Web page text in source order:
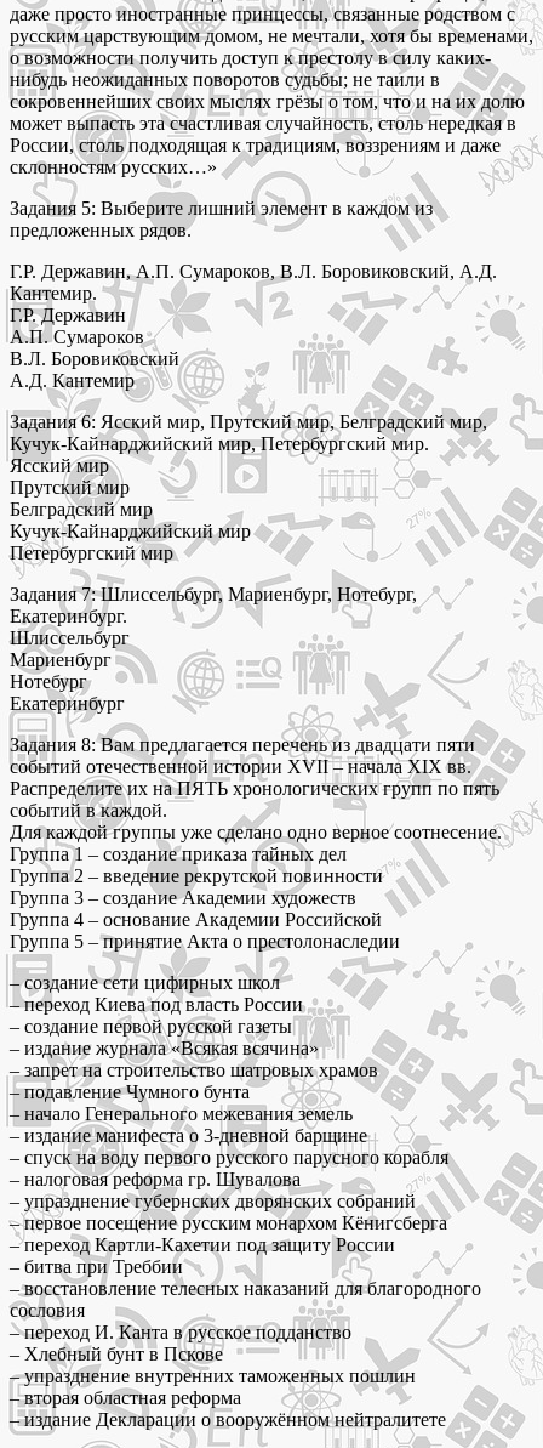
даже просто иностранные принцессы, связанные родством с
русским царствующим домом, не мечтали, хотя бы временами,
о возможности получить доступ к престолу в силу каких-
нибудь неожиданных поворотов судьбы; не таили в
сокровеннейших своих мыслях грёзы о том, что и на их долю
может выпасть эта счастливая случайность, столь нередкая в
России, столь подходящая к традициям, воззрениям и даже
склонностям русских…»
Задания 5: Выберите лишний элемент в каждом из
предложенных рядов.
Г.Р. Державин, А.П. Сумароков, В.Л. Боровиковский, А.Д.
Кантемир.
Г.Р. Державин
А.П. Сумароков
В.Л. Боровиковский
А.Д. Кантемир
Задания 6: Ясский мир, Прутский мир, Белградский мир,
Кучук-Кайнарджийский мир, Петербургский мир.
Ясский мир
Прутский мир
Белградский мир
Кучук-Кайнарджийский мир
Петербургский мир
Задания 7: Шлиссельбург, Мариенбург, Нотебург,
Екатеринбург.
Шлиссельбург
Мариенбург
Нотебург
Екатеринбург
Задания 8: Вам предлагается перечень из двадцати пяти
событий отечественной истории XVII – начала XIX вв.
Распределите их на ПЯТЬ хронологических групп по пять
событий в каждой.
Для каждой группы уже сделано одно верное соотнесение.
Группа 1 – создание приказа тайных дел
Группа 2 – введение рекрутской повинности
Группа 3 – создание Академии художеств
Группа 4 – основание Академии Российской
Группа 5 – принятие Акта о престолонаследии
– создание сети цифирных школ
– переход Киева под власть России
– создание первой русской газеты
– издание журнала «Всякая всячина»
– запрет на строительство шатровых храмов
– подавление Чумного бунта
– начало Генерального межевания земель
– издание манифеста о 3-дневной барщине
– спуск на воду первого русского парусного корабля
– налоговая реформа гр. Шувалова
– упразднение губернских дворянских собраний
– первое посещение русским монархом Кёнигсберга
– переход Картли-Кахетии под защиту России
– битва при Треббии
​– восстановление телесных наказаний для благородного
сословия
– переход И. Канта в русское подданство
– Хлебный бунт в Пскове
​– упразднение внутренних таможенных пошлин
– вторая областная реформа
– издание Декларации о вооружённом нейтралитете